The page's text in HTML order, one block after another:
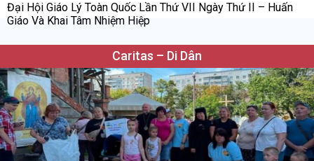
Đại Hội Giáo Lý Toàn Quốc Lần Thứ VII Ngày Thứ II – Huấn
Giáo Và Khai Tâm Nhiệm Hiệp
Caritas – Di Dân